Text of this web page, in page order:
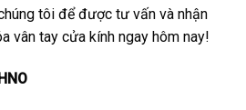
tôi để được tư vấn và nhận
vân tay cửa kính ngay hôm nay!